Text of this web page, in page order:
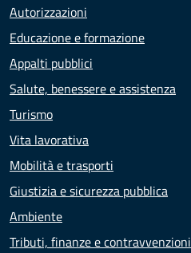
Autorizzazioni
Educazione e formazione
Appalti pubblici
Salute, benessere e assistenza
Turismo
Vita lavorativa
Mobilità e trasporti
Giustizia e sicurezza pubblica
Ambiente
Tributi, finanze e contravvenzioni